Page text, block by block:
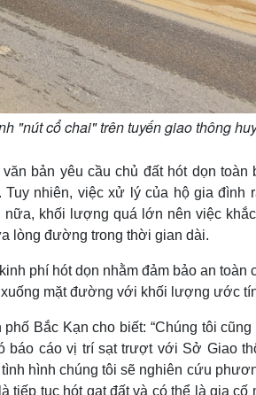
"nút cổ chai" trên tuyến giao thông
bản yêu cầu chủ đất hót dọn toàn
nhiên, việc xử lý của hộ gia đình
khối lượng quá lớn nên việc
lòng đường trong thời gian dài.
phí hót dọn nhằm đảm bảo an toàn
mặt đường với khối lượng ước
Bắc Kạn cho biết: “Chúng tôi
cáo vị trí sạt trượt với Sở Giao
hình chúng tôi sẽ nghiên cứu
tục hót gạt đất và có thể là gia cố